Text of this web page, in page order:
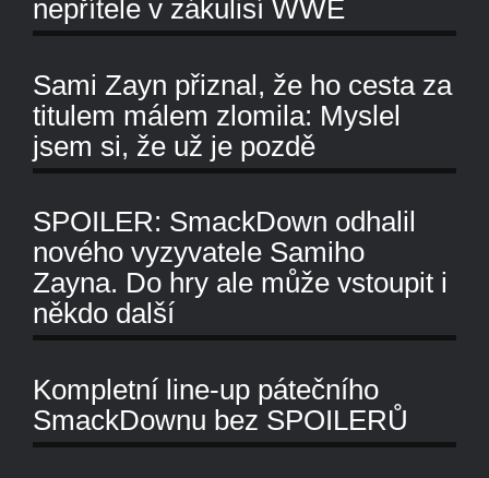
nepřítele v zákulisí WWE
Sami Zayn přiznal, že ho cesta za
titulem málem zlomila: Myslel
jsem si, že už je pozdě
SPOILER: SmackDown odhalil
nového vyzyvatele Samiho
Zayna. Do hry ale může vstoupit i
někdo další
Kompletní line-up pátečního
SmackDownu bez SPOILERŮ